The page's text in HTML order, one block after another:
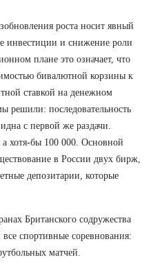
роста носит явный
инвестиции и снижение роли
плане это означает, что
бивалютной корзины к
ставкой на денежном
решили: последовательность
с первой же раздачи.
хотя-бы 100 000. Основной
в России двух бирж,
депозитарии, которые
Британского содружества
все спортивные соревнования:
матчей.